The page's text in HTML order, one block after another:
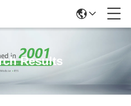
Results